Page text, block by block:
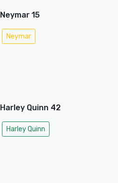
Neymar 15
Neymar
Harley Quinn 42
Harley Quinn